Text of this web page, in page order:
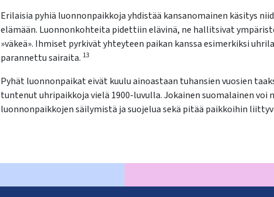
Erilaisia pyhiä luonnonpaikkoja yhdistää kansanomainen käsitys
elämään. Luonnonkohteita pidettiin elävinä, ne hallitsivat
»väkeä». Ihmiset pyrkivät yhteyteen paikan kanssa esimerkiksi
parannettu sairaita. 13
Pyhät luonnonpaikat eivät kuulu ainoastaan tuhansien vuosien
tuntenut uhripaikkoja vielä 1900-luvulla. Jokainen suomalainen
luonnonpaikkojen säilymistä ja suojelua sekä pitää paikkoihin